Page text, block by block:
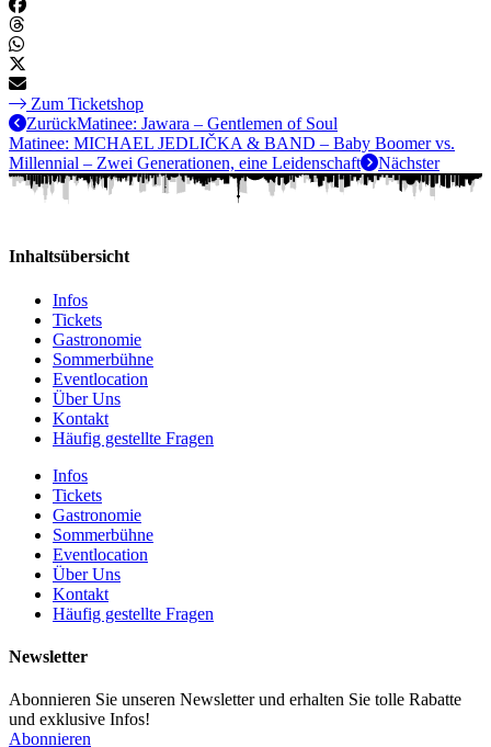
Zum Ticketshop
ZurückMatinee: Jawara – Gentlemen of Soul
Matinee: MICHAEL JEDLIČKA & BAND – Baby Boomer vs.
Millennial – Zwei Generationen, eine Leidenschaft
Nächster
Inhaltsübersicht
Infos
Tickets
Gastronomie
Sommerbühne
Eventlocation
Über Uns
Kontakt
Häufig gestellte Fragen
Infos
Tickets
Gastronomie
Sommerbühne
Eventlocation
Über Uns
Kontakt
Häufig gestellte Fragen
Newsletter
Abonnieren Sie unseren Newsletter und erhalten Sie tolle Rabatte
und exklusive Infos!
Abonnieren